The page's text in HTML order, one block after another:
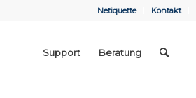
Netiquette Kontakt
Support Beratung